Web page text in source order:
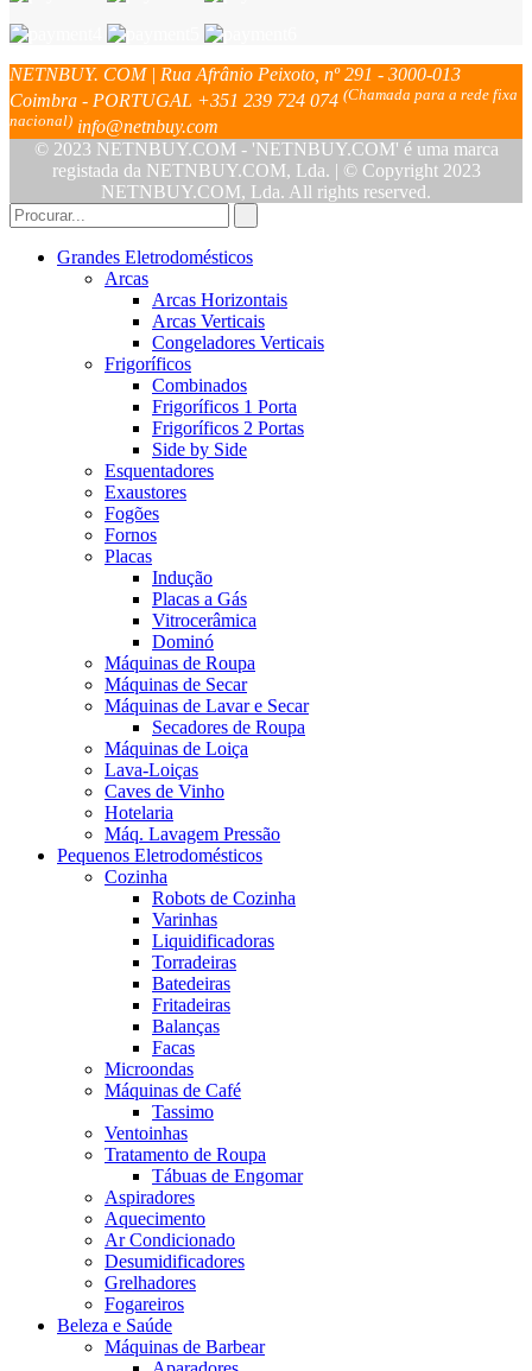
NETNBUY. COM | Rua Afrânio Peixoto, nº 291 - 3000-013
Coimbra - PORTUGAL +351 239 724 074 (Chamada para a rede fixa
nacional) info@netnbuy.com
© 2023 NETNBUY.COM - 'NETNBUY.COM' é uma marca
registada da NETNBUY.COM, Lda. | © Copyright 2023
NETNBUY.COM, Lda. All rights reserved.
Grandes Eletrodomésticos
Arcas
Arcas Horizontais
Arcas Verticais
Congeladores Verticais
Frigoríficos
Combinados
Frigoríficos 1 Porta
Frigoríficos 2 Portas
Side by Side
Esquentadores
Exaustores
Fogões
Fornos
Placas
Indução
Placas a Gás
Vitrocerâmica
Dominó
Máquinas de Roupa
Máquinas de Secar
Máquinas de Lavar e Secar
Secadores de Roupa
Máquinas de Loiça
Lava-Loiças
Caves de Vinho
Hotelaria
Máq. Lavagem Pressão
Pequenos Eletrodomésticos
Cozinha
Robots de Cozinha
Varinhas
Liquidificadoras
Torradeiras
Batedeiras
Fritadeiras
Balanças
Facas
Microondas
Máquinas de Café
Tassimo
Ventoinhas
Tratamento de Roupa
Tábuas de Engomar
Aspiradores
Aquecimento
Ar Condicionado
Desumidificadores
Grelhadores
Fogareiros
Beleza e Saúde
Máquinas de Barbear